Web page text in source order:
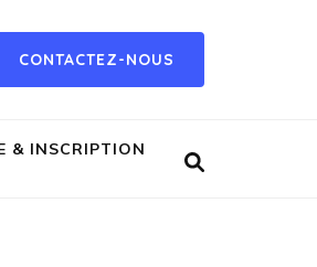
CONTACTEZ-NOUS
& INSCRIPTION